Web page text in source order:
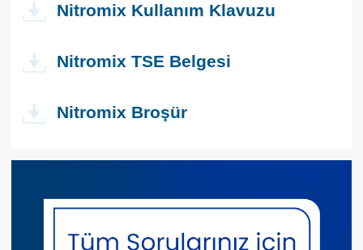
Nitromix Kullanım Klavuzu
Nitromix TSE Belgesi
Nitromix Broşür